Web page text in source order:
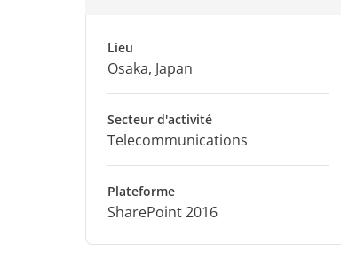
Lieu
Osaka, Japan
Secteur d'activité
Telecommunications
Plateforme
SharePoint 2016